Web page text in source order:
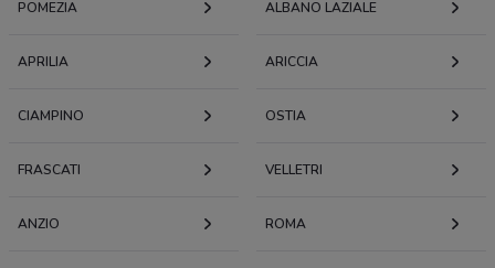
POMEZIA ALBANO LAZIALE
APRILIA ARICCIA
CIAMPINO OSTIA
FRASCATI VELLETRI
ANZIO ROMA